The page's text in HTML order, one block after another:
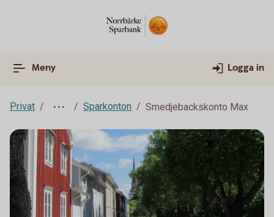
Meny Logga in
Privat Sparkonton Smedjebackskonto Max